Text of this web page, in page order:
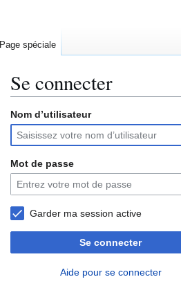
Se connecter
Aller
navigation
Aller
recherche
Nom d’utilisateur
Mot de passe
Garder ma session active
Se connecter
Aide pour se connecter
Page spéciale